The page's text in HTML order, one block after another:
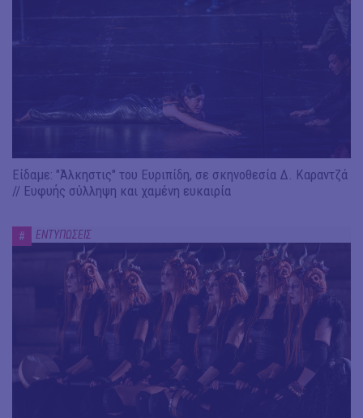
Είδαμε: "Άλκηστις" του Ευριπίδη, σε σκηνοθεσία Δ. Καραντζά
// Ευφυής σύλληψη και χαμένη ευκαιρία
# ΕΝΤΥΠΩΣΕΙΣ